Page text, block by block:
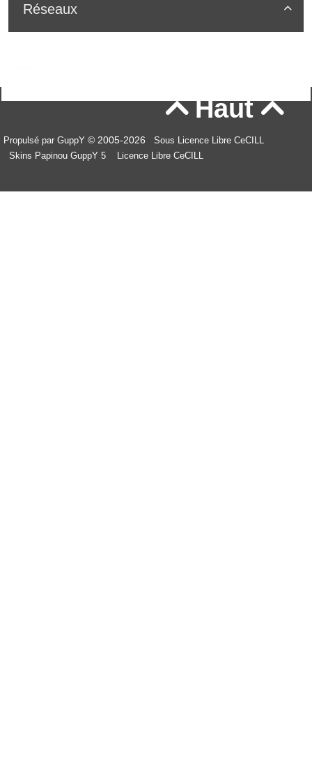

Réseaux
Haut
Propulsé par GuppY © 2005-2026
Sous Licence Libre CeCILL
Skins Papinou GuppY 5
Licence Libre CeCILL